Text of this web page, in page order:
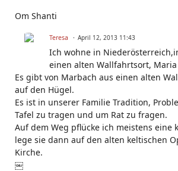
Om Shanti
Teresa April 12, 2013 11:43
Ich wohne in
einen alten Wallfahrtsort, Maria
Es gibt von Marbach aus einen alten
auf den Hügel.
Es ist in unserer Familie Tradition,
Tafel zu tragen und um Rat zu fragen.
Auf dem Weg pflücke ich meistens eine
lege sie dann auf den alten keltischen
Kirche.
￼